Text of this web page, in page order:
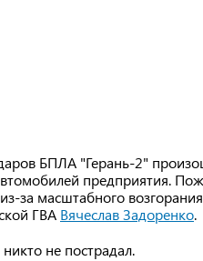
БПЛА "Герань-2"
предприятия.
за масштабного
ГВА Вячеслав Задоренко.
не пострадал.